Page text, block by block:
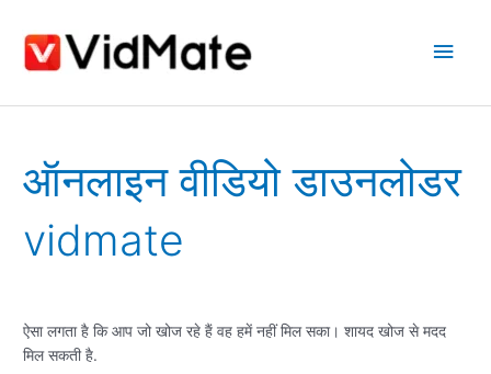
छोड़कर
सामग्री
बढ़ने
मुख्य
ऑनलाइन वीडियो डाउनलोडर
vidmate
ऐसा लगता है कि आप जो खोज रहे हैं वह हमें नहीं मिल सका। शायद खोज से मदद
मिल सकती है.
for: